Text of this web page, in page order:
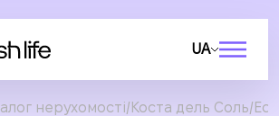
UA
нерухомості Коста дель Соль